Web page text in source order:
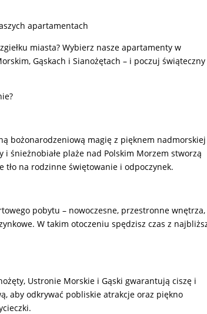
apartamentach
miasta? Wybierz nasze apartamenty w
Gąskach i Sianożętach – i poczuj świąteczny
bożonarodzeniową magię z pięknem nadmorskiej
śnieżnobiałe plaże nad Polskim Morzem stworzą
na rodzinne świętowanie i odpoczynek.
pobytu – nowoczesne, przestronne
W takim otoczeniu spędzisz czas z
Ustronie Morskie i Gąski gwarantują ciszę i
aby odkrywać pobliskie atrakcje oraz piękno